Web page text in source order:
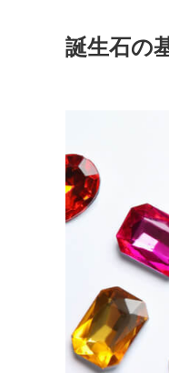
誕生石の